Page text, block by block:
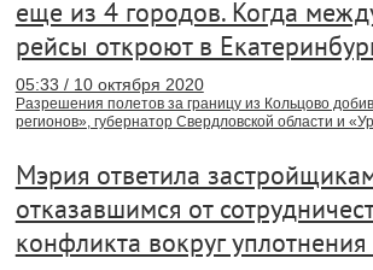
еще из 4 городов. Когда
рейсы откроют в
05:33 / 10 октября 2020
Разрешения полетов за границу из Кольцово
регионов», губернатор Свердловской области и
Мэрия ответила
отказавшимся от
конфликта вокруг